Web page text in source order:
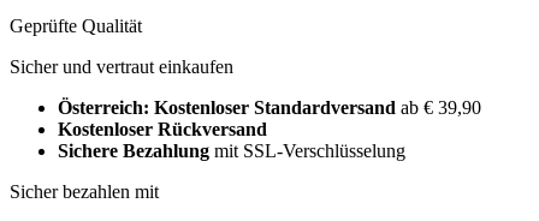
Geprüfte Qualität
Sicher und vertraut einkaufen
Österreich: Kostenloser Standardversand ab € 39,90
Kostenloser Rückversand
Sichere Bezahlung mit SSL-Verschlüsselung
Sicher bezahlen mit